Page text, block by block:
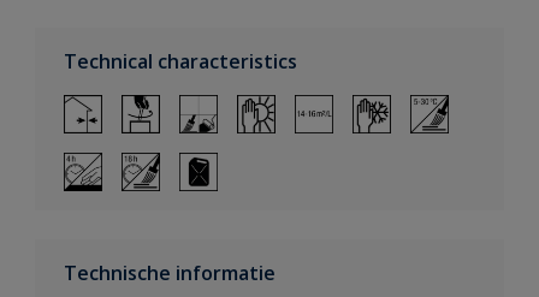
Technical characteristics
Technische informatie